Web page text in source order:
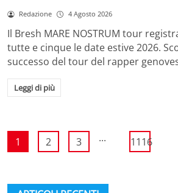
Redazione 4 Agosto 2026
Il Bresh MARE NOSTRUM tour
tutte e cinque le date estive 2026.
successo del tour del rapper
Leggi di più
1 2 3 ... 1116